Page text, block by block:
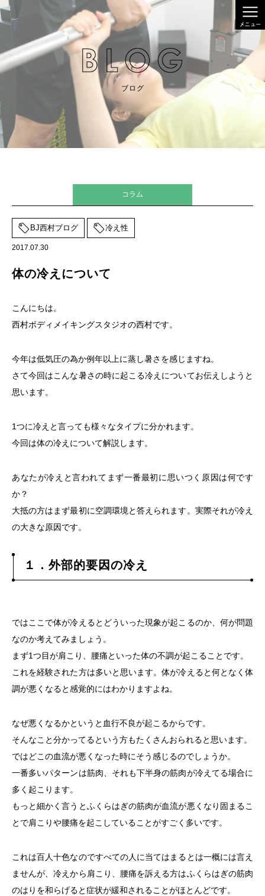
ブログ
コラム
BJ西村ブログ 冷え性
2017.07.30
体の冷えについて
こんにちは。
西村ボディメイキングスタジオの西村です。
今年は低気圧の為か例年以上に蒸し暑さを感じますね。
さて今回はこんな暑さの時に起こる冷えについてお伝えしようと
思います。
1つに冷えと言っても様々なタイプに分かれます。
今回は体の冷えについて解説します。
あなたが冷えと言われてまず一番最初に思いつく原因は何です
か？
大抵の方はまず最初に空調環境と答えられます。実際それが冷え
の大きな原因です。
１．外部的要因の冷え
ではここで体が冷えるとどういった現象が起こるのか、何が問題
なのか考えてみましょう。
まず1つ目が肩こり、腰痛といった体の不調が起こることです。
これを経験された方は多いと思います。体が冷えると何となく体
調が悪くなると感覚的にはわかりますよね。
なぜ悪くなるかというと血行不良が起こるからです。
そんなこと分かってるという方もたくさんおられると思います。
ではどこの血流が悪くなった時にそう感じるのでしょうか。
一番多いパターンは筋肉、それも下半身の筋肉が冷えてる場合に
多く起こります。
もっと細かく言うとふくらはぎの筋肉が血流が悪くなり固まるこ
とで肩こりや腰痛を起こしていることがすごく多いです。
これは百人十色なのですべての人に当てはまるとは一概には言え
ませんが、冷えから肩こり、腰痛を訴える方はふくらはぎの筋肉
のはりを和らげると症状が緩和されることがほとんどです。